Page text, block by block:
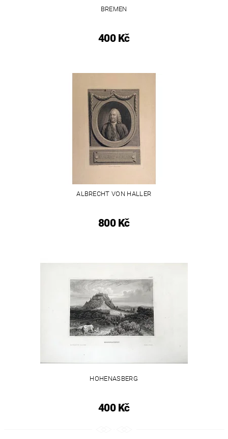
BREMEN
400 Kč
ALBRECHT VON HALLER
800 Kč
HOHENASBERG
400 Kč